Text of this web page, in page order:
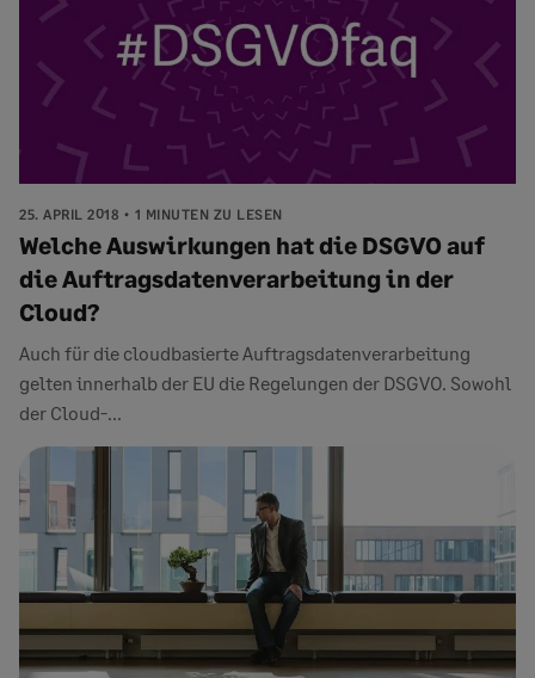
25. APRIL 2018 1 MINUTEN ZU LESEN
Welche Auswirkungen hat die DSGVO auf
die Auftragsdatenverarbeitung in der
Cloud?
Auch für die cloudbasierte Auftragsdatenverarbeitung
gelten innerhalb der EU die Regelungen der DSGVO. Sowohl
der Cloud-...